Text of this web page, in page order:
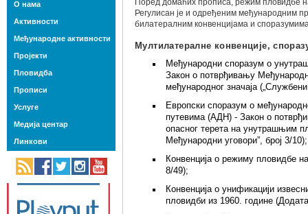
Поред домаћих прописа, режим пловидбе
Регулисан је и одређеним међународним
билатералним конвенцијама и
Мултилатералне конвенције,
Међународни споразум о
Закон о потврђивању
међународног значаја
Европски споразум о
путевима (АДН) - Закон о
опасног терета на унутрашњим
Међународни уговори”, број 3/10);
Конвенција о режиму пловидбе
8/49);
Конвенција о унификацији
пловидби из 1960. године
О нама
Активности
Међународне активности
Пројекти
Пловидба
Прописи
Услуге
Медија центар
Линкови